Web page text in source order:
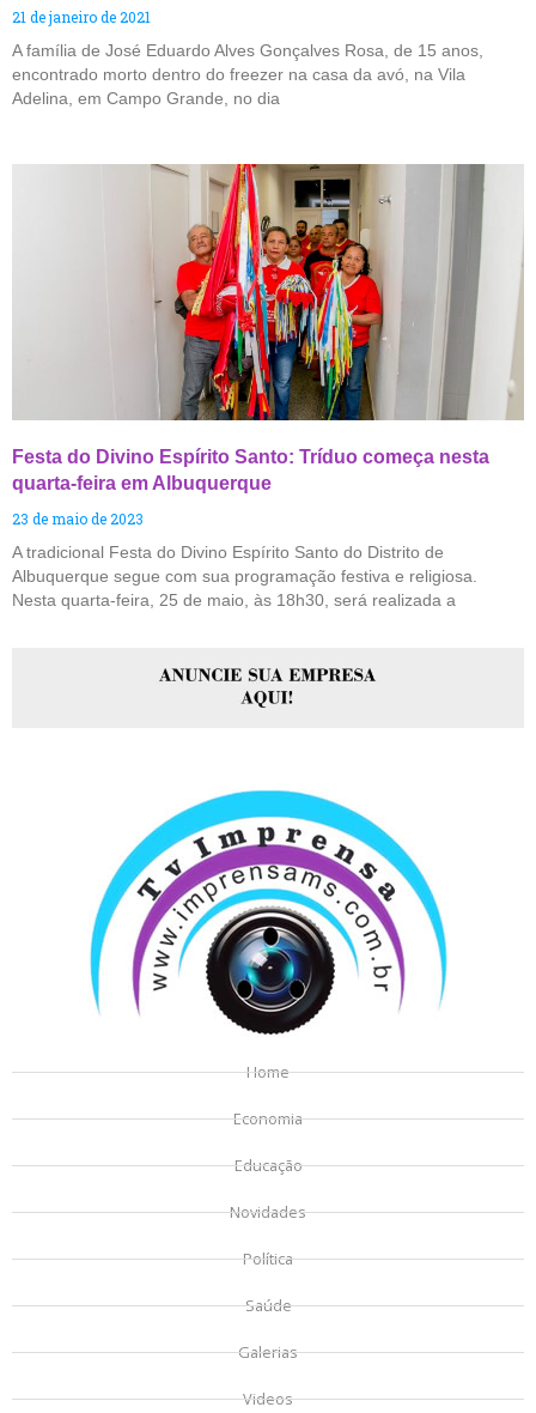
21 de janeiro de 2021
A família de José Eduardo Alves Gonçalves Rosa, de 15 anos,
encontrado morto dentro do freezer na casa da avó, na Vila
Adelina, em Campo Grande, no dia
Festa do Divino Espírito Santo: Tríduo começa nesta
quarta-feira em Albuquerque
23 de maio de 2023
A tradicional Festa do Divino Espírito Santo do Distrito de
Albuquerque segue com sua programação festiva e religiosa.
Nesta quarta-feira, 25 de maio, às 18h30, será realizada a
Home
Economia
Educação
Novidades
Política
Saúde
Galerias
Videos